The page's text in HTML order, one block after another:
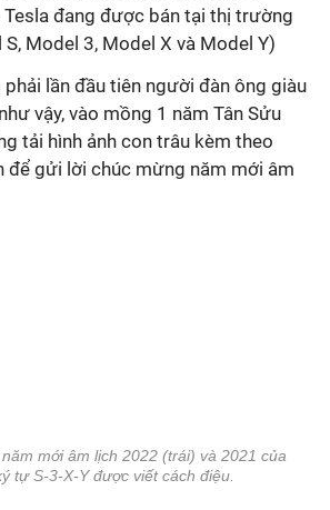
Tesla đang được bán tại thị trường
Model 3, Model X và Model Y)
phải lần đầu tiên người đàn ông giàu
vậy, vào mồng 1 năm Tân Sửu
tải hình ảnh con trâu kèm theo
để gửi lời chúc mừng năm mới âm
mới âm lịch 2022 (trái) và 2021 của
tự S-3-X-Y được viết cách điệu.